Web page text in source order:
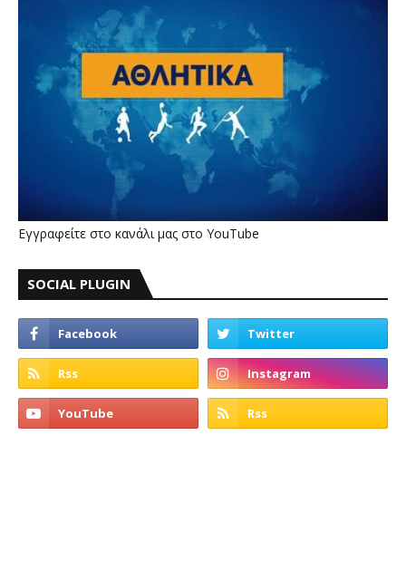
Εγγραφείτε στο κανάλι μας στο YouTube
SOCIAL PLUGIN